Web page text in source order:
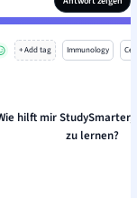
+ Add tag Immunology
hilft mir
zu lernen?